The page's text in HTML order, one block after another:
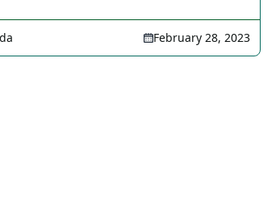
February 28, 2023